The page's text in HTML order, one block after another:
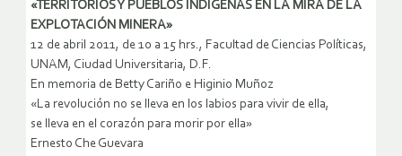
«TERRITORIOS Y PUEBLOS INDÍGENAS EN LA MIRA DE LA
EXPLOTACIÓN MINERA»
12 de abril 2011, de 10 a 15 hrs., Facultad de Ciencias Políticas,
UNAM, Ciudad Universitaria, D.F.
En memoria de Betty Cariño e Higinio Muñoz
«La revolución no se lleva en los labios para vivir de ella,
se lleva en el corazón para morir por ella»
Ernesto Che Guevara